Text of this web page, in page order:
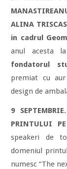
ALINA
in cadrul
anul acesta
fondatorul
premiat cu
design de
9 SEPTEMBRIE.
PRINTULUI
speakeri de
domeniul
numesc “The